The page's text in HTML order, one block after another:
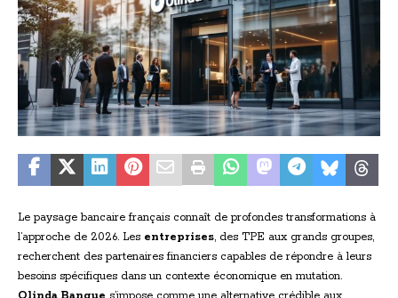
Le paysage bancaire français connaît de profondes transformations à
l’approche de 2026. Les entreprises, des TPE aux grands groupes,
recherchent des partenaires financiers capables de répondre à leurs
besoins spécifiques dans un contexte économique en mutation.